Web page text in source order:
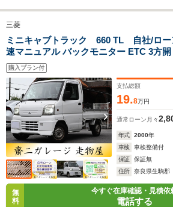
三菱
ミニキャブトラック 660 TL 自社/ロ
速マニュアル バックモニター ETC 3方
テ LEDヘッドライト 車検2年受渡
購入プラン付
支払総額
19.8万円
通常ローン 月々
年式 2000年
車検
車検整備付
保証
保証無
住所
奈良県生駒郡
無
料
今すぐ在庫確認・見積依
電話する